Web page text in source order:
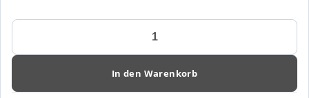
Dassy
mit
Manilla
In den Warenkorb